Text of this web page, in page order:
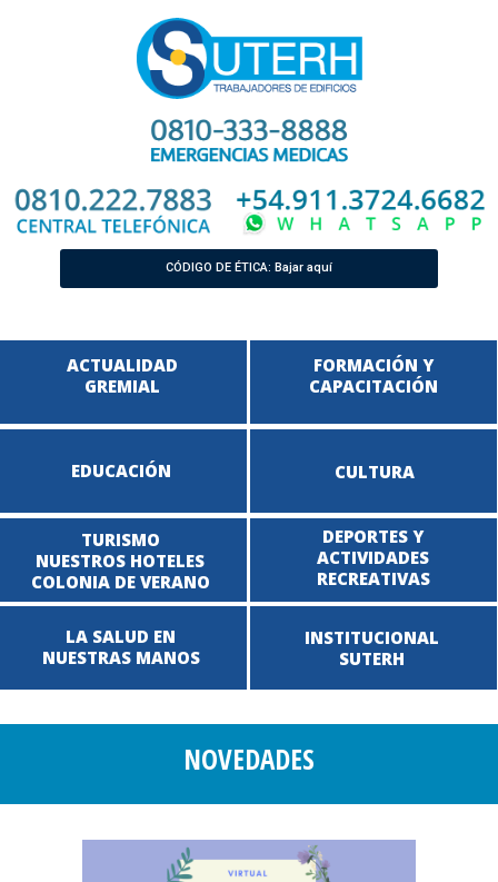
CÓDIGO DE ÉTICA: Bajar aquí
ACTUALIDAD
GREMIAL
EDUCACIÓN CULTURA
TURISMO
NUESTROS HOTELES
COLONIA DE VERANO
DEPORTES Y
ACTIVIDADES
RECREATIVAS
LA SALUD EN
NUESTRAS MANOS
INSTITUCIONAL
SUTERH
FORMACIÓN Y
CAPACITACIÓN
NOVEDADES